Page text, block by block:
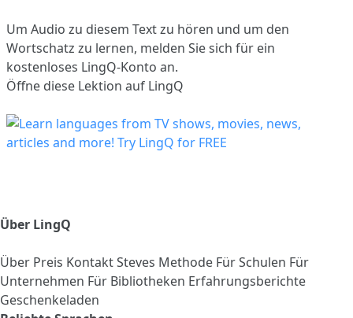
Um Audio zu diesem Text zu hören und um den
Wortschatz zu lernen, melden Sie sich für ein
kostenloses LingQ-Konto an.
Öffne diese Lektion auf LingQ
Über LingQ
Über Preis KontaktSteves Methode Für Schulen Für
Unternehmen Für Bibliotheken Erfahrungsberichte
Geschenkeladen